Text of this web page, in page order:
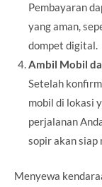
Pembayaran
yang aman,
dompet digital.
Ambil Mobil
Setelah
mobil di lokasi
perjalanan
sopir akan siap
Menyewa